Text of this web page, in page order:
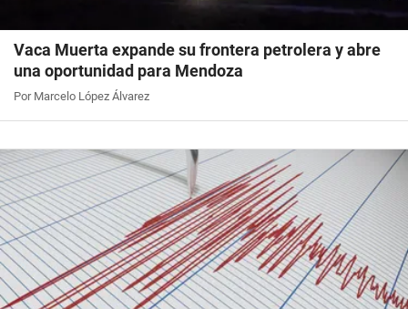
Vaca Muerta expande su frontera petrolera y abre
una oportunidad para Mendoza
Por Marcelo López Álvarez